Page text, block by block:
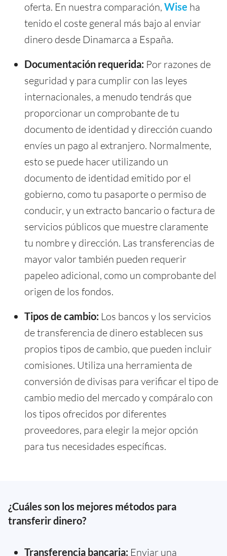
oferta. En nuestra comparación, Wise ha
tenido el coste general más bajo al enviar
dinero desde Dinamarca a España.
Documentación requerida: Por razones de
seguridad y para cumplir con las leyes
internacionales, a menudo tendrás que
proporcionar un comprobante de tu
documento de identidad y dirección cuando
envíes un pago al extranjero. Normalmente,
esto se puede hacer utilizando un
documento de identidad emitido por el
gobierno, como tu pasaporte o permiso de
conducir, y un extracto bancario o factura de
servicios públicos que muestre claramente
tu nombre y dirección. Las transferencias de
mayor valor también pueden requerir
papeleo adicional, como un comprobante del
origen de los fondos.
Tipos de cambio: Los bancos y los servicios
de transferencia de dinero establecen sus
propios tipos de cambio, que pueden incluir
comisiones. Utiliza una herramienta de
conversión de divisas para verificar el tipo de
cambio medio del mercado y compáralo con
los tipos ofrecidos por diferentes
proveedores, para elegir la mejor opción
para tus necesidades específicas.
¿Cuáles son los mejores métodos para
transferir dinero?
Transferencia bancaria: Enviar una